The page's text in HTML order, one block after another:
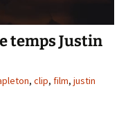
temps Justin
, clip, film, justin